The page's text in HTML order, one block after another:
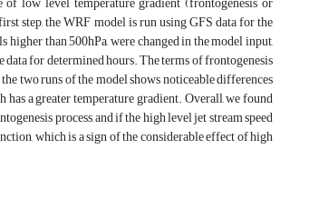
step, the WRF model is run using GFS data for the
than 500hPa, were changed in the model input,
data for determined hours. The terms of frontogenesis
two runs of the model shows noticeable differences
a greater temperature gradient. Overall, we found
process, and if the high level jet stream speed
which is a sign of the considerable effect of high